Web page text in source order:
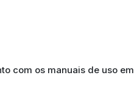
com os manuais de uso em